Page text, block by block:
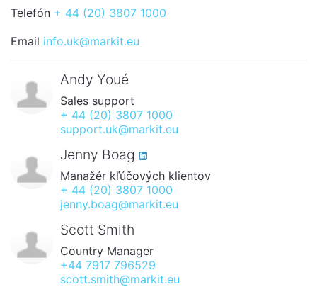
Telefón + 44 (20) 3807 1000
Email info.uk@markit.eu
Andy Youé
Sales support
+ 44 (20) 3807 1000
support.uk@markit.eu
Jenny Boag
Manažér kľúčových klientov
+ 44 (20) 3807 1000
jenny.boag@markit.eu
Scott Smith
Country Manager
+44 7917 796529
scott.smith@markit.eu